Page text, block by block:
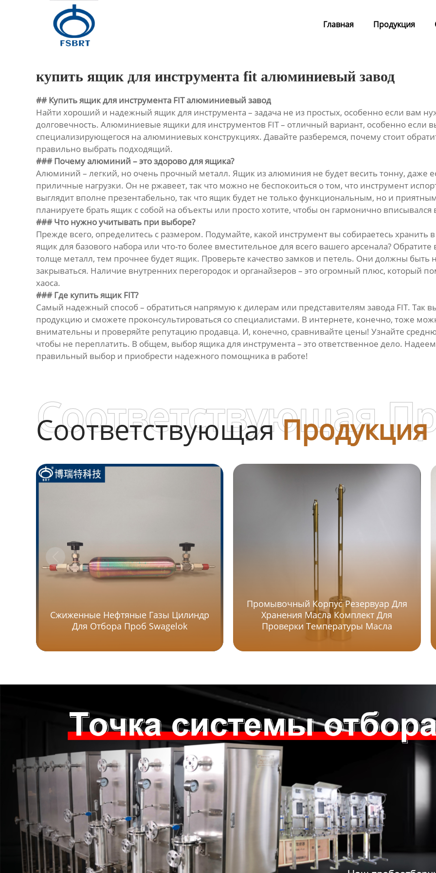
Главная Продукция
Контакты
купить ящик для инструмента fit алюминиевый завод
## Купить ящик для инструмента FIT алюминиевый завод
Найти хороший и надежный ящик для инструмента – задача не из простых, особенно если вам
долговечность. Алюминиевые ящики для инструментов FIT – отличный вариант, особенно если
специализирующегося на алюминиевых конструкциях. Давайте разберемся, почему стоит
правильно выбрать подходящий.
### Почему алюминий – это здорово для ящика?
Алюминий – легкий, но очень прочный металл. Ящик из алюминия не будет весить тонну, даже
приличные нагрузки. Он не ржавеет, так что можно не беспокоиться о том, что инструмент
выглядит вполне презентабельно, так что ящик будет не только функциональным, но и
планируете брать ящик с собой на объекты или просто хотите, чтобы он гармонично
### Что нужно учитывать при выборе?
Прежде всего, определитесь с размером. Подумайте, какой инструмент вы собираетесь
ящик для базового набора или что-то более вместительное для всего вашего арсенала?
толще металл, тем прочнее будет ящик. Проверьте качество замков и петель. Они должны быть
закрываться. Наличие внутренних перегородок и органайзеров – это огромный плюс, который
хаоса.
### Где купить ящик FIT?
Самый надежный способ – обратиться напрямую к дилерам или представителям завода FIT. Так
продукцию и сможете проконсультироваться со специалистами. В интернете, конечно, тоже
внимательны и проверяйте репутацию продавца. И, конечно, сравнивайте цены! Узнайте
чтобы не переплатить. В общем, выбор ящика для инструмента – это ответственное дело.
правильный выбор и приобрести надежного помощника в работе!
СоответствующаяПродукция
Соответствующая
Сжиженные Нефтяные Газы Цилиндр
Для Отбора Проб Swagelok
Промывочный Корпус Резервуар Для
Хранения Масла Комплект Для
Проверки Температуры Масла